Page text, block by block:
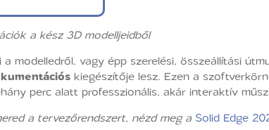
a kész 3D modelljeidből
modelledről, vagy épp szerelési, összeállítási
kiegészítője lesz. Ezen a
perc alatt professzionális, akár interaktív
a tervezőrendszert, nézd meg a Solid Edge